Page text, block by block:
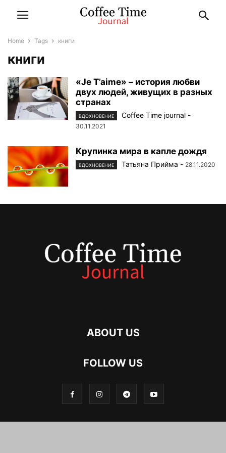
Home Tags книги
книги
«Je T’aime» – история любви
двух людей, живущих в разных
странах
ВДОХНОВЕНИЕ Coffee Time journal -
30.11.2021
Крупинка мира в капле дождя
ВДОХНОВЕНИЕ Татьяна Прийма - 28.11.2020
ABOUT US
FOLLOW US